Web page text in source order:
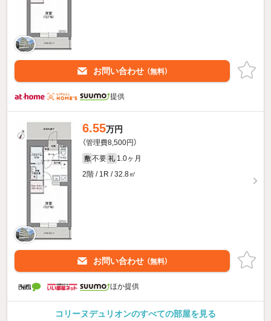
お問い合わせ （無料）
提供
6.55万円
（管理費8,500円）
敷 不要 礼 1.0ヶ月
2階 / 1R / 32.8㎡
お問い合わせ （無料）
ほか提供
コリーヌデュリオンのすべての部屋を見る